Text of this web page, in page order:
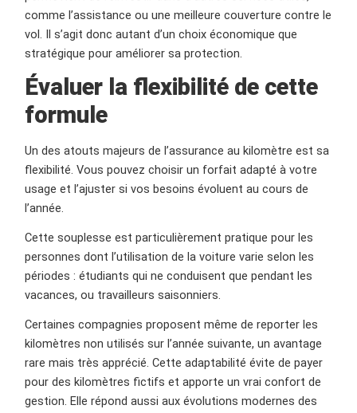
comme l’assistance ou une meilleure couverture contre le
vol. Il s’agit donc autant d’un choix économique que
stratégique pour améliorer sa protection.
Évaluer la flexibilité de cette
formule
Un des atouts majeurs de l’assurance au kilomètre est sa
flexibilité. Vous pouvez choisir un forfait adapté à votre
usage et l’ajuster si vos besoins évoluent au cours de
l’année.
Cette souplesse est particulièrement pratique pour les
personnes dont l’utilisation de la voiture varie selon les
périodes : étudiants qui ne conduisent que pendant les
vacances, ou travailleurs saisonniers.
Certaines compagnies proposent même de reporter les
kilomètres non utilisés sur l’année suivante, un avantage
rare mais très apprécié. Cette adaptabilité évite de payer
pour des kilomètres fictifs et apporte un vrai confort de
gestion. Elle répond aussi aux évolutions modernes des